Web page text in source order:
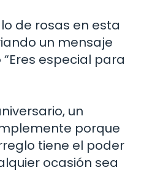
de rosas en esta
un mensaje
“Eres especial para
un
porque
tiene el poder
ocasión sea